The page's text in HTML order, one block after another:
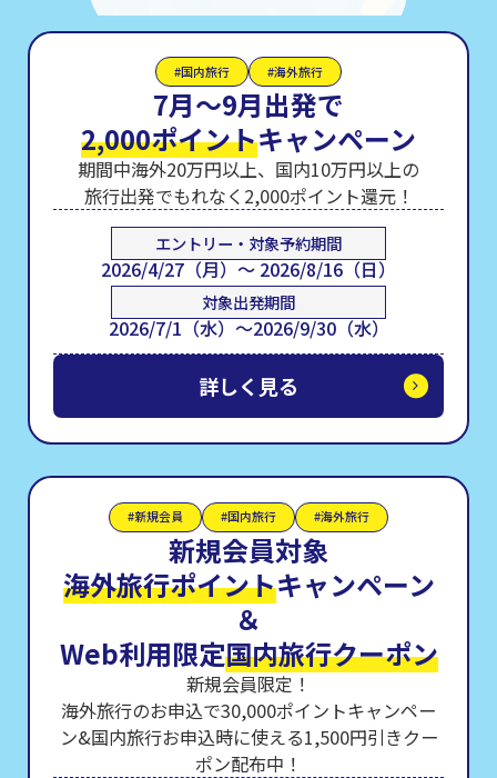
#国内旅行 #海外旅行
7月～9月出発で
2,000ポイントキャンペーン
期間中海外20万円以上、国内10万円以上の
旅行出発でもれなく2,000ポイント還元！
エントリー・対象予約期間
2026/4/27（月）～ 2026/8/16（日）
対象出発期間
2026/7/1（水）～2026/9/30（水）
詳しく見る
#新規会員 #国内旅行 #海外旅行
新規会員対象
海外旅行ポイントキャンペーン
＆
Web利用限定国内旅行クーポン
新規会員限定！
海外旅行のお申込で30,000ポイントキャンペー
ン&国内旅行お申込時に使える1,500円引きクー
ポン配布中！